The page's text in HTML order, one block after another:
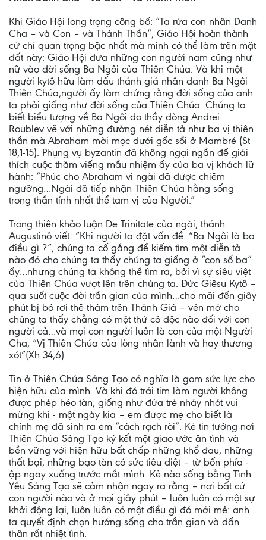
Khi Giáo Hội long trọng công bố: “Ta rửa con nhân Danh
Cha – và Con – và Thánh Thần”, Giáo Hội hoàn thành
cử chỉ quan trọng bậc nhất mà mình có thể làm trên mặt
đất này: Giáo Hội đưa những con người nam cũng như
nữ vào đời sống Ba Ngôi của Thiên Chúa. Và khi một
người kytô hữu làm dấu thánh giá nhân danh Ba Ngôi
Thiên Chúa,người ấy làm chứng rằng đời sống của anh
ta phải giống như đời sống của Thiên Chúa. Chúng ta
biết biểu tượng về Ba Ngôi do thầy dòng Andrei
Roublev vẽ với những đường nét diễn tả như ba vị thiên
thần mà Abraham mời mọc dưới gốc sồi ở Mambré (St
18,1-15). Phụng vụ byzantin đã không ngại ngần để giải
thích cuộc thăm viếng mầu nhiệm ấy của ba vị khách lữ
hành: “Phúc cho Abraham vì ngài đã được chiêm
ngưỡng…Ngài đã tiếp nhận Thiên Chúa hằng sống
trong thần tính nhất thể tam vị của Người.”
Trong thiên khảo luận De Trinitate của ngài, thánh
Augustinô viết: “Khi người ta đặt vấn đề: “Ba Ngôi là ba
điều gì ?”, chúng ta cố gắng để kiếm tìm một diễn tả
nào đó cho chúng ta thấy chúng ta giống ở “con số ba”
ấy…nhưng chúng ta không thể tìm ra, bởi vì sự siêu việt
của Thiên Chúa vượt lên trên chúng ta. Đức Giêsu Kytô –
qua suốt cuộc đời trần gian của mình…cho mãi đến giây
phút bị bỏ rơi thê thảm trên Thánh Giá – vén mở cho
chúng ta thấy chẳng có một thứ cô độc nào đối với con
người cả…và mọi con người luôn là con của một Người
Cha, “Vị Thiên Chúa của lòng nhân lành và hay thương
xót”(Xh 34,6).
Tin ở Thiên Chúa Sáng Tạo có nghĩa là gom sức lực cho
hiện hữu của mình. Và khi đó trái tim làm người không
được phép héo tàn, giống như đứa trẻ nhảy nhót vui
mừng khi - một ngày kia – em được mẹ cho biết là
chính mẹ đã sinh ra em “cách rạch ròi”. Kẻ tin tưởng nơi
Thiên Chúa Sáng Tạo ký kết một giao ước ân tình và
bền vững với hiện hữu bất chấp những khổ đau, những
thất bại, những bạo tàn có sức tiêu diệt – từ bốn phía -
ập ngay xuống trước mắt mình. Kẻ nào sống bằng Tình
Yêu Sáng Tạo sẽ cảm nhận ngay ra rằng – nơi bất cứ
con người nào và ở mọi giây phút – luôn luôn có một sự
khởi động lại, luôn luôn có một điều gì đó mới mẻ: anh
ta quyết định chọn hướng sống cho trần gian và dấn
thân rất nhiệt tình.